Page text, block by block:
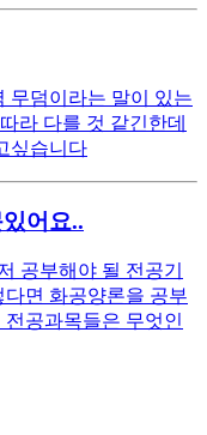
무덤이라는 말이 있는
라 다를 것 같긴한데
싶습니다
어요..
공부해야 될 전공기
면 화공양론을 공부
공과목들은 무엇인